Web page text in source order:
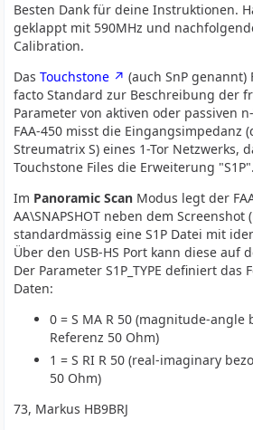
Besten Dank für deine Instruktionen.
geklappt mit 590MHz und
Calibration.
DasTouchstone
(auch SnP
facto Standard zur Beschreibung der
Parameter von aktiven oder passiven
FAA-450 misst die Eingangsimpedanz
Streumatrix S) eines 1-Tor Netzwerks,
Touchstone Files die Erweiterung "S1P".
Im Panoramic Scan Modus legt der
AA\SNAPSHOT neben dem Screenshot
standardmässig eine S1P Datei mit
Über den USB-HS Port kann diese auf
Der Parameter S1P_TYPE definiert das
Daten:
0 = S MA R 50 (magnitude-angle
Referenz 50 Ohm)
1 = S RI R 50 (real-imaginary
50 Ohm)
73, Markus HB9BRJ